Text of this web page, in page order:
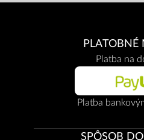
PLATOBNÉ
Platba na
Platba
SPÔSOB